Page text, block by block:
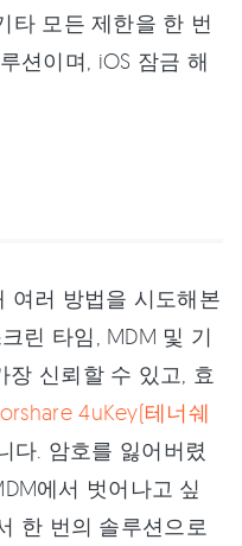
타 모든 제한을 한 번
션이며, iOS 잠금 해
여러 방법을 시도해본
린 타임, MDM 및 기
장 신뢰할 수 있고, 효
4uKey(테너쉐
다. 암호를 잃어버렸
에서 벗어나고 싶
한 번의 솔루션으로